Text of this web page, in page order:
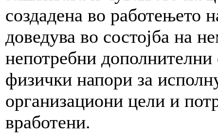
создадена во работењето
доведува во состојба на
непотребни
физички напори за
организациони цели и
вработени.